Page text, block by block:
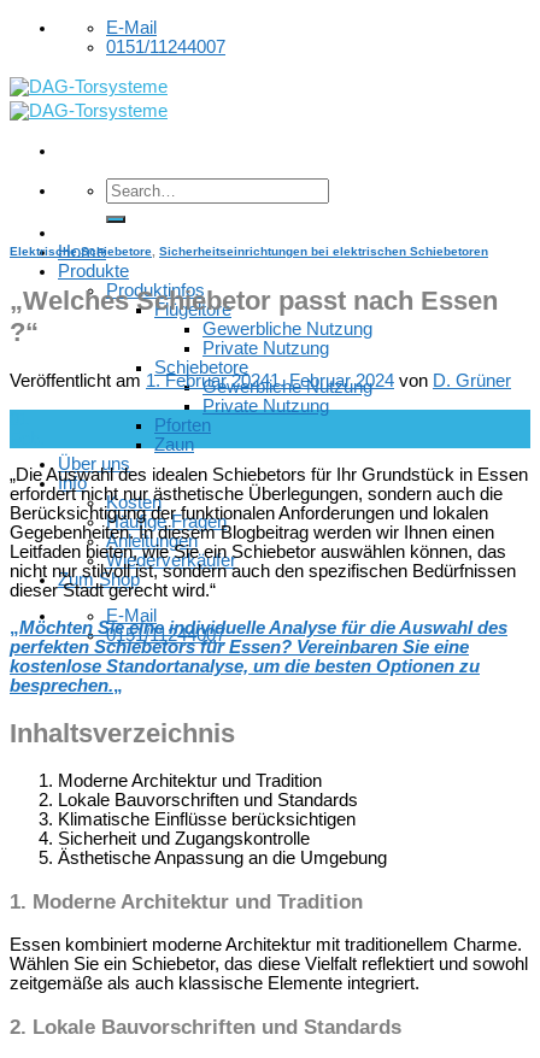
Skip
E-Mail
0151/11244007
Home
Produkte
Produktinfos
Flügeltore
Gewerbliche Nutzung
Private Nutzung
Schiebetore
Gewerbliche Nutzung
Private Nutzung
Pforten
Zaun
Über uns
Info
Kosten
Häufige Fragen
Anleitungen
Wiederverkäufer
Zum Shop
E-Mail
0151/11244007
Elektrische Schiebetore Sicherheitseinrichtungen bei elektrischen Schiebetoren
„Welches Schiebetor passt nach Essen
?“
Veröffentlicht am 1. Februar 20241. Februar 2024 von D. Grüner
„Die Auswahl des idealen Schiebetors für Ihr Grundstück in Essen
erfordert nicht nur ästhetische Überlegungen, sondern auch die
Berücksichtigung der funktionalen Anforderungen und lokalen
Gegebenheiten. In diesem Blogbeitrag werden wir Ihnen einen
Leitfaden bieten, wie Sie ein Schiebetor auswählen können, das
nicht nur stilvoll ist, sondern auch den spezifischen Bedürfnissen
dieser Stadt gerecht wird.“
„Möchten Sie eine individuelle Analyse für die Auswahl des
perfekten Schiebetors für Essen? Vereinbaren Sie eine
kostenlose Standortanalyse, um die besten Optionen zu
besprechen.„
Inhaltsverzeichnis
Moderne Architektur und Tradition
Lokale Bauvorschriften und Standards
Klimatische Einflüsse berücksichtigen
Sicherheit und Zugangskontrolle
Ästhetische Anpassung an die Umgebung
1. Moderne Architektur und Tradition
Essen kombiniert moderne Architektur mit traditionellem Charme.
Wählen Sie ein Schiebetor, das diese Vielfalt reflektiert und sowohl
zeitgemäße als auch klassische Elemente integriert.
2. Lokale Bauvorschriften und Standards